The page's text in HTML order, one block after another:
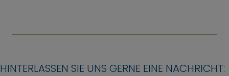
HINTERLASSEN SIE UNS GERNE EINE NACHRICHT: